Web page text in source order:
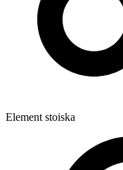
Element stoiska